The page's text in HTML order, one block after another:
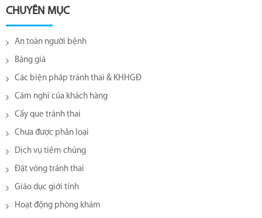
CHUYÊN MỤC
An toàn người bệnh
Bảng giá
Các biện pháp tránh thai & KHHGĐ
Cảm nghĩ của khách hàng
Cấy que tránh thai
Chưa được phân loại
Dịch vụ tiêm chủng
Đặt vòng tránh thai
Giáo dục giới tính
Hoạt động phòng khám